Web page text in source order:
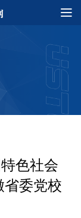
色社会
省委党校